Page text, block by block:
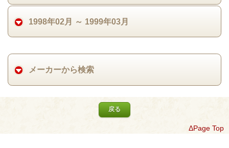
1998年02月 ～ 1999年03月
メーカーから検索
戻る
ΔPage Top